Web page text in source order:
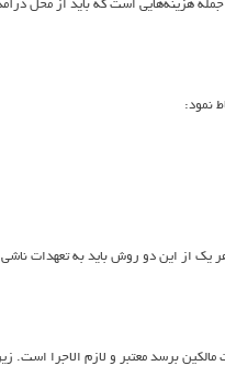
هزينه‌هايي است كه بايد از محل
نمود:
يك از اين دو روش بايد به تعهدات
مالكين برسد معتبر و لازم الاجرا